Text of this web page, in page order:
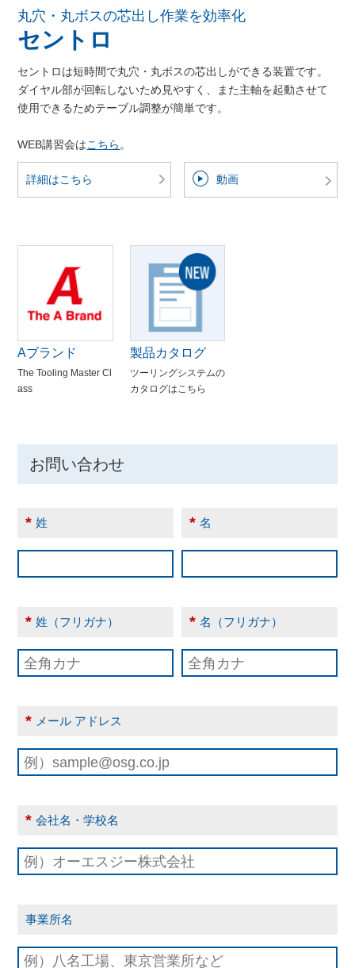
丸穴・丸ボスの芯出し作業を効率化
セントロ
セントロは短時間で丸穴・丸ボスの芯出しができる装置です。
ダイヤル部が回転しないため見やすく、また主軸を起動させて
使用できるためテーブル調整が簡単です。
WEB講習会はこちら。
詳細はこちら 動画
Aブランド
The Tooling Master Cl
ass
製品カタログ
ツーリングシステムの
カタログはこちら
お問い合わせ
* 姓 * 名
* 姓（フリガナ） * 名（フリガナ）
* メール アドレス
* 会社名・学校名
事業所名